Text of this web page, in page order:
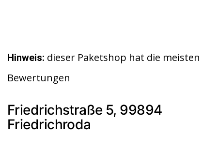
Hinweis: dieser Paketshop hat die meisten
Bewertungen
Friedrichstraße 5, 99894
Friedrichroda